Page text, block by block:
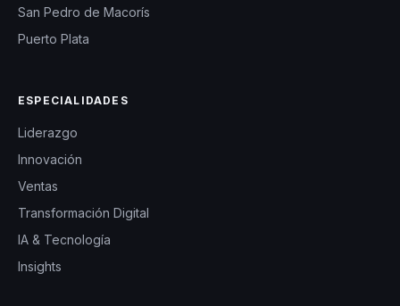
San Pedro de Macorís
Puerto Plata
ESPECIALIDADES
Liderazgo
Innovación
Ventas
Transformación Digital
IA & Tecnología
Insights